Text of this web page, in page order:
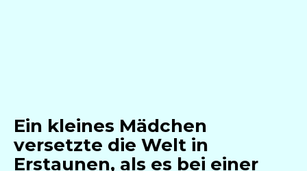
Ein kleines Mädchen
versetzte die Welt in
Erstaunen, als es bei einer